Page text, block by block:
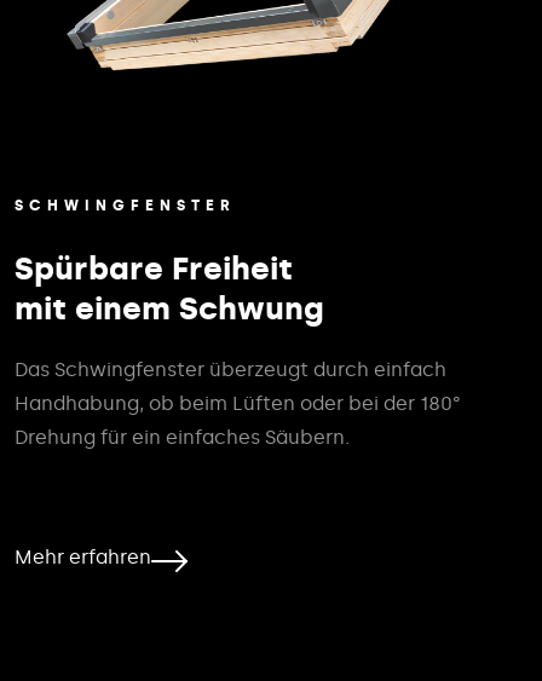
SCHWINGFENSTER
Spürbare Freiheit
mit einem Schwung
Das Schwingfenster überzeugt durch einfach
Handhabung, ob beim Lüften oder bei der 180°
Drehung für ein einfaches Säubern.
Mehr erfahren